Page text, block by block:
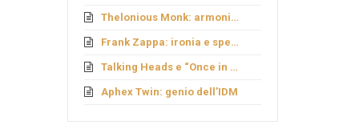
Thelonious Monk: armonie fuori schema
Frank Zappa: ironia e sperimentazione
Talking Heads e “Once in a Lifetime”
Aphex Twin: genio dell’IDM